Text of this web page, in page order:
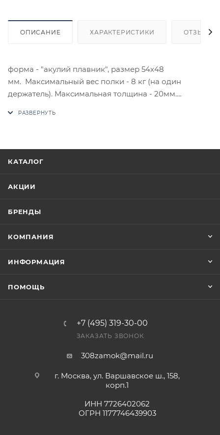
ОПИСАНИЕ ХАРАКТЕРИСТИКИ ОТЗЫВЫ
форма - "акулий плавник", размер 54х48
мм. Максимальный вес полки - 8 кг (на один
держатель). Максимальная толщина - 20мм.
заказ был получен.
Конечная цена будет отображена в высланном
Фактом подтверждения покупки будет считаться
КАТАЛОГ
АКЦИИ
БРЕНДЫ
КОМПАНИЯ
ИНФОРМАЦИЯ
ПОМОЩЬ
+7 (495) 319-30-00
ЗАКАЗАТЬ ЗВОНОК
308zamok@mail.ru
г. Москва, ул. Варшавское ш., 158,
корп.1
ИНН 7726402062
ОГРН 1177746439903